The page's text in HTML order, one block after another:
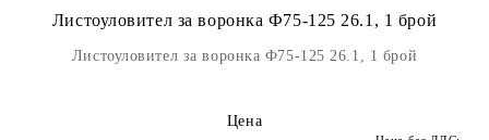
Листоуловител за воронка Ф75-125 26.1, 1 брой
Листоуловител за воронка Ф75-125 26.1, 1 брой
Цена